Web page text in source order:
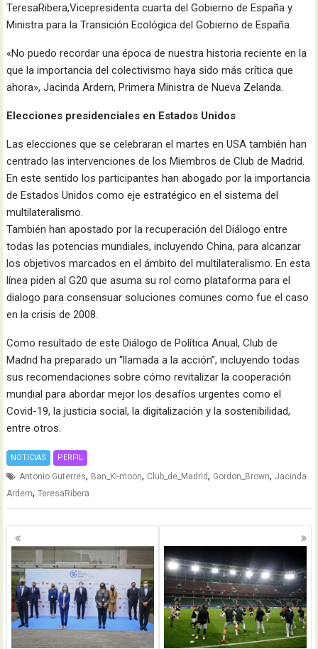
TeresaRibera,Vicepresidenta cuarta del Gobierno de España y
Ministra para la Transición Ecológica del Gobierno de España.
«No puedo recordar una época de nuestra historia reciente en la
que la importancia del colectivismo haya sido más crítica que
ahora», Jacinda Ardern, Primera Ministra de Nueva Zelanda.
Elecciones presidenciales en Estados Unidos
Las elecciones que se celebraran el martes en USA también han
centrado las intervenciones de los Miembros de Club de Madrid.
En este sentido los participantes han abogado por la importancia
de Estados Unidos como eje estratégico en el sistema del
multilateralismo.
También han apostado por la recuperación del Diálogo entre
todas las potencias mundiales, incluyendo China, para alcanzar
los objetivos marcados en el ámbito del multilateralismo. En esta
línea piden al G20 que asuma su rol como plataforma para el
dialogo para consensuar soluciones comunes como fue el caso
en la crisis de 2008.
Como resultado de este Diálogo de Política Anual, Club de
Madrid ha preparado un “llamada a la acción”, incluyendo todas
sus recomendaciones sobre cómo revitalizar la cooperación
mundial para abordar mejor los desafíos urgentes como el
Covid-19, la justicia social, la digitalización y la sostenibilidad,
entre otros.
NOTICIAS PERFIL
Antonio Guterres, Ban_Ki-moon, Club_de_Madrid, Gordon_Brown,Jacinda
Ardern,TeresaRibera
Navegación
de
entradas